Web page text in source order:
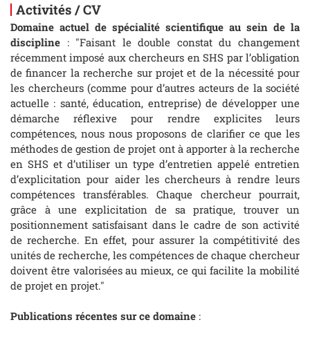
Activités / CV
Domaine actuel de spécialité scientifique au sein de la
discipline : "Faisant le double constat du changement
récemment imposé aux chercheurs en SHS par l’obligation
de financer la recherche sur projet et de la nécessité pour
les chercheurs (comme pour d’autres acteurs de la société
actuelle : santé, éducation, entreprise) de développer une
démarche réflexive pour rendre explicites leurs
compétences, nous nous proposons de clarifier ce que les
méthodes de gestion de projet ont à apporter à la recherche
en SHS et d’utiliser un type d’entretien appelé entretien
d’explicitation pour aider les chercheurs à rendre leurs
compétences transférables. Chaque chercheur pourrait,
grâce à une explicitation de sa pratique, trouver un
positionnement satisfaisant dans le cadre de son activité
de recherche. En effet, pour assurer la compétitivité des
unités de recherche, les compétences de chaque chercheur
doivent être valorisées au mieux, ce qui facilite la mobilité
de projet en projet."
Publications récentes sur ce domaine :